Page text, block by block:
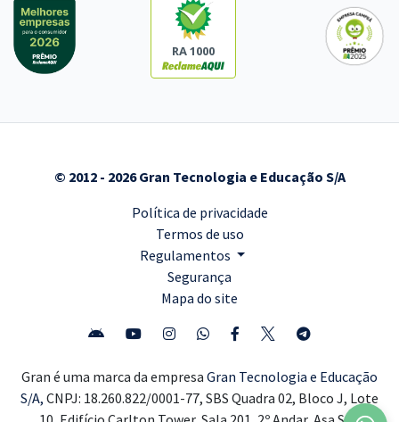
RA 1000
© 2012 - 2026 Gran Tecnologia e Educação S/A
Política de privacidade
Termos de uso
Regulamentos
Segurança
Mapa do site
Gran é uma marca da empresa Gran Tecnologia e Educação
S/A, CNPJ: 18.260.822/0001-77, SBS Quadra 02, Bloco J, Lote